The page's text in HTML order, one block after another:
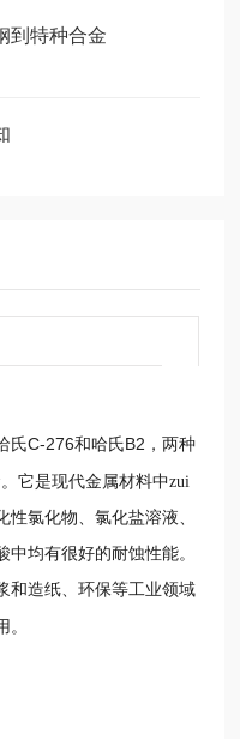
到特种合金
氏C-276和哈氏B2 ，两种
它是现代金属材料中zui
氯化物、氯化盐溶液、
均有很好的耐蚀性能。
和造纸、环保等工业领域
。